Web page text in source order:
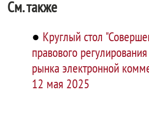
См. также
● Круглый стол
правового
рынка электронной
12 мая 2025